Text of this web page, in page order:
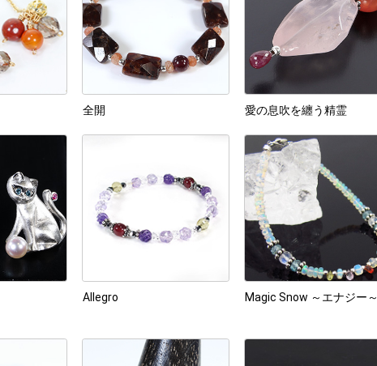
全開 愛の息吹を纏う精霊
Allegro Magic Snow ～エナジー～